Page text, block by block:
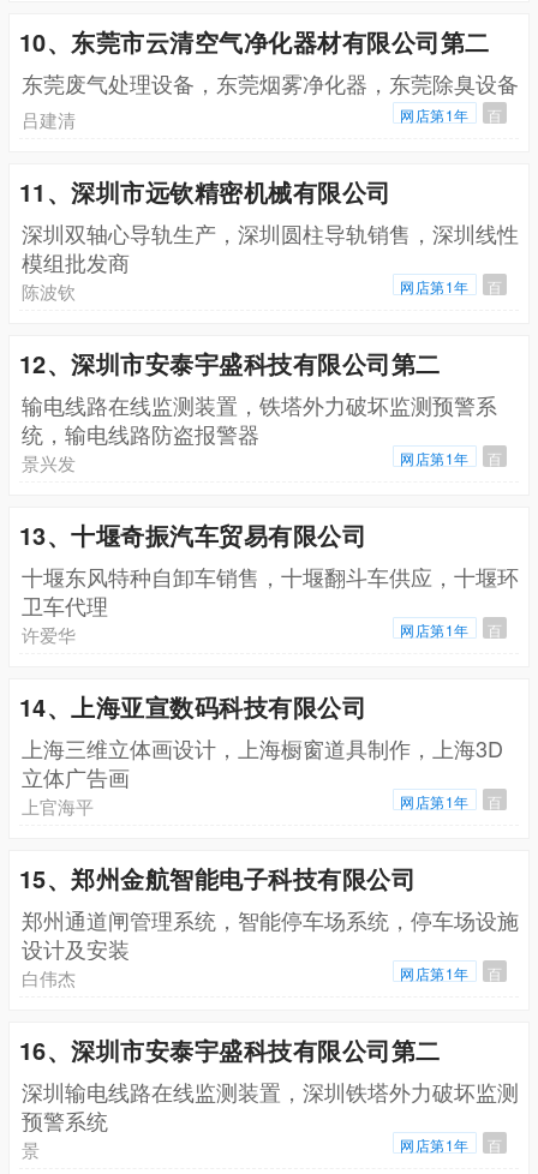
10、东莞市云清空气净化器材有限公司第二
东莞废气处理设备，东莞烟雾净化器，东莞除臭设备
吕建清 网店第1年 百
11、深圳市远钦精密机械有限公司
深圳双轴心导轨生产，深圳圆柱导轨销售，深圳线性
模组批发商
陈波钦 网店第1年 百
12、深圳市安泰宇盛科技有限公司第二
输电线路在线监测装置，铁塔外力破坏监测预警系
统，输电线路防盗报警器
景兴发 网店第1年 百
13、十堰奇振汽车贸易有限公司
十堰东风特种自卸车销售，十堰翻斗车供应，十堰环
卫车代理
许爱华 网店第1年 百
14、上海亚宣数码科技有限公司
上海三维立体画设计，上海橱窗道具制作，上海3D
立体广告画
上官海平 网店第1年 百
15、郑州金航智能电子科技有限公司
郑州通道闸管理系统，智能停车场系统，停车场设施
设计及安装
白伟杰 网店第1年 百
16、深圳市安泰宇盛科技有限公司第二
深圳输电线路在线监测装置，深圳铁塔外力破坏监测
预警系统
景 网店第1年 百